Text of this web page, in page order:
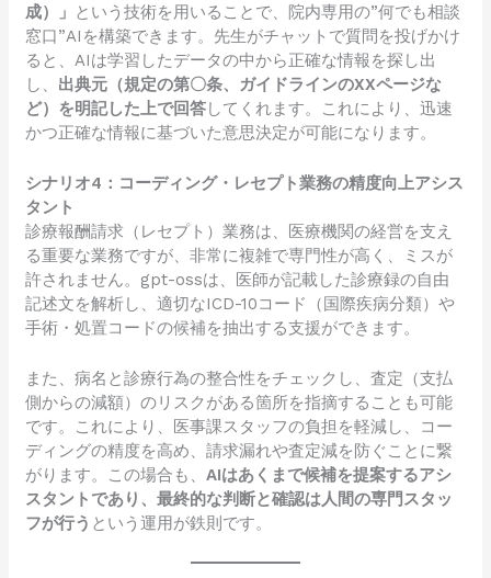
成）」 という技術を用いることで、院内専用の”何でも相談
窓口”AIを構築できます。先生がチャットで質問を投げかけ
ると、AIは学習したデータの中から正確な情報を探し出
し、 出典元（規定の第〇条、ガイドラインのXXページな
ど）を明記した上で回答してくれます。これにより、迅速
かつ正確な情報に基づいた意思決定が可能になります。
シナリオ4：コーディング・レセプト業務の精度向上アシス
タント
診療報酬請求（レセプト）業務は、医療機関の経営を支え
る重要な業務ですが、非常に複雑で専門性が高く、ミスが
許されません。gpt-ossは、医師が記載した診療録の自由
記述文を解析し、適切なICD-10コード（国際疾病分類）や
手術・処置コードの候補を抽出する支援ができます。
また、病名と診療行為の整合性をチェックし、査定（支払
側からの減額）のリスクがある箇所を指摘することも可能
です。これにより、医事課スタッフの負担を軽減し、コー
ディングの精度を高め、請求漏れや査定減を防ぐことに繋
がります。この場合も、AIはあくまで候補を提案するアシ
スタントであり、最終的な判断と確認は人間の専門スタッ
フが行う という運用が鉄則です。